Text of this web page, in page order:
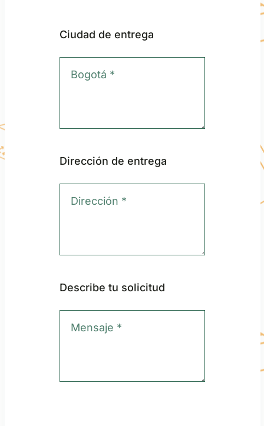
Ciudad de entrega
Dirección de entrega
Describe tu solicitud